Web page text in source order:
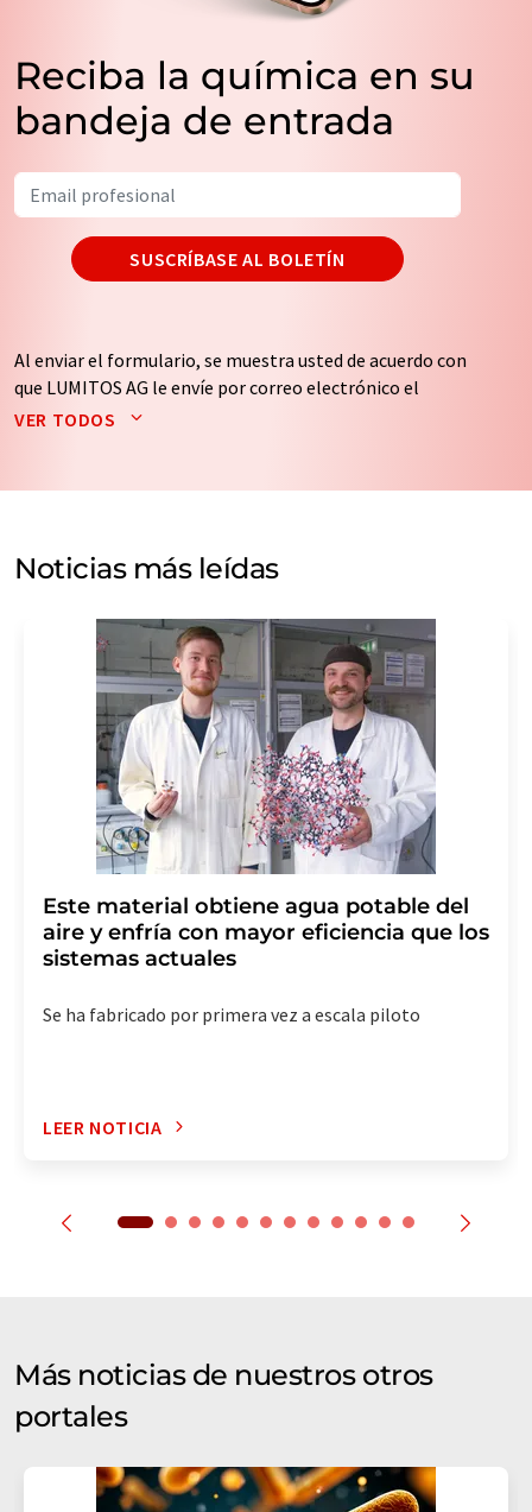
Reciba la química en su
bandeja de entrada
SUSCRÍBASE AL BOLETÍN
Al enviar el formulario, se muestra usted de acuerdo con
que LUMITOS AG le envíe por correo electrónico el
boletín o boletines seleccionados anteriormente. Sus
de nuestrapolítica de protección de datos. LUMITOS
electrónico a efectos publicitarios o de investigación de
mercado y opinión. Puede revocar en todo momento su
de indicar los motivos informando por correo postal a
LUMITOS AG, Ernst-Augustin-Str. 2, 12489 Berlín
(Alemania) o por correo electrónico a
revoke@lumitos.com. Además, en cada correo
electrónico se incluye un enlace para anular la
suscripción al boletín informativo correspondiente.
VER TODOS
Noticias más leídas
Este material obtiene agua potable del
aire y enfría con mayor eficiencia que los
sistemas actuales
Se ha fabricado por primera vez a escala piloto
LEER NOTICIA
Más noticias de nuestros otros
portales